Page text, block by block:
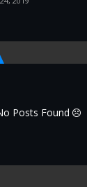
Posts Found